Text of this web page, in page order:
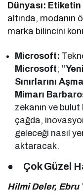
Dünyası: Etiketin
altında, modanın
marka bilincini
Microsoft:
Microsoft;
Sınırlarını
Mimarı
zekanın ve bulut
çağda,
geleceği nasıl
aktaracak.
● Çok Güzel
Hilmi Deler, Ebru